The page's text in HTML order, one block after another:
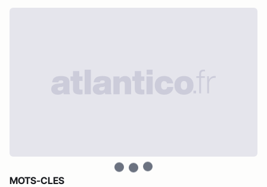
MOTS-CLES